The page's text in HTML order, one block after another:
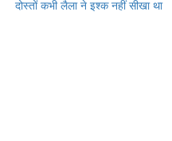
दोस्तों कभी लैला ने इश्क नहीं सीखा था